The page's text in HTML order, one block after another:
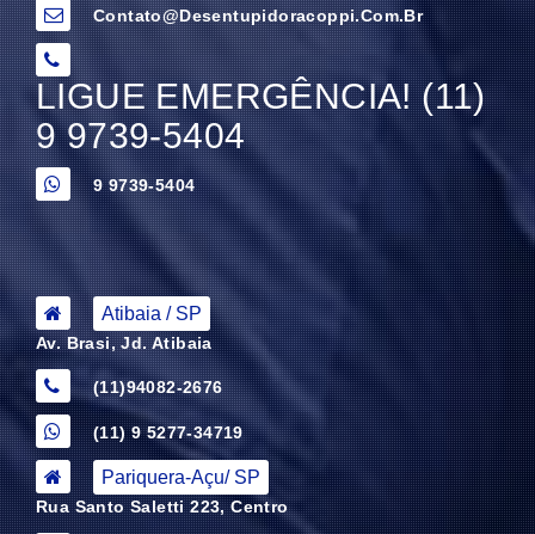
Contato@desentupidoracoppi.com.br
LIGUE EMERGÊNCIA! (11)
9 9739-5404
9 9739-5404
Atibaia / SP
Av. Brasi, Jd. Atibaia
(11)94082-2676
(11) 9 5277-34719
Pariquera-Açu/ SP
Rua Santo Saletti 223, Centro